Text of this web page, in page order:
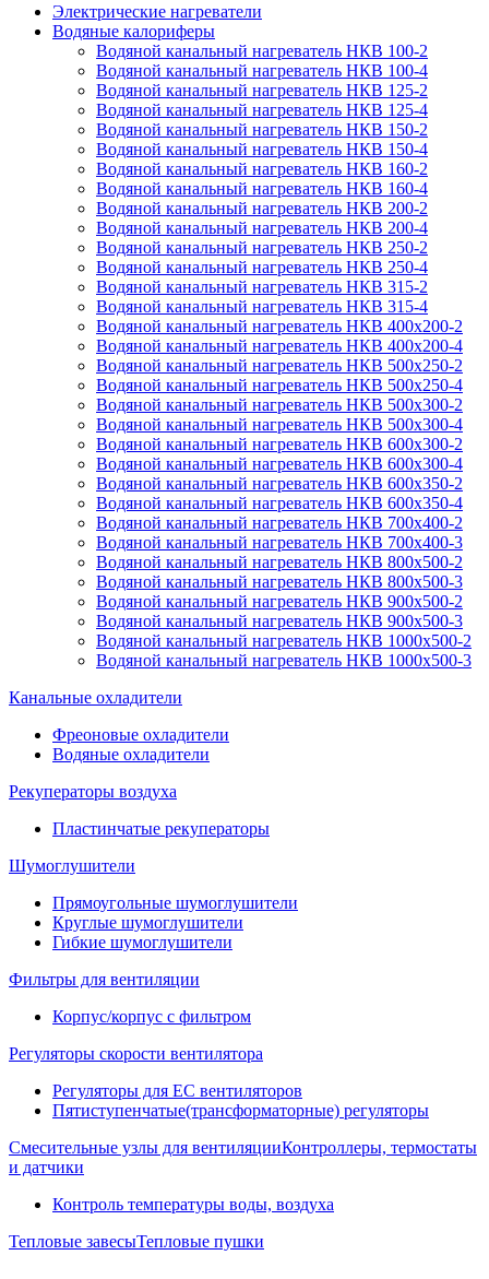
Электрические нагреватели
Водяные калориферы
Водяной канальный нагреватель НКВ 100-2
Водяной канальный нагреватель НКВ 100-4
Водяной канальный нагреватель НКВ 125-2
Водяной канальный нагреватель НКВ 125-4
Водяной канальный нагреватель НКВ 150-2
Водяной канальный нагреватель НКВ 150-4
Водяной канальный нагреватель НКВ 160-2
Водяной канальный нагреватель НКВ 160-4
Водяной канальный нагреватель НКВ 200-2
Водяной канальный нагреватель НКВ 200-4
Водяной канальный нагреватель НКВ 250-2
Водяной канальный нагреватель НКВ 250-4
Водяной канальный нагреватель НКВ 315-2
Водяной канальный нагреватель НКВ 315-4
Водяной канальный нагреватель НКВ 400x200-2
Водяной канальный нагреватель НКВ 400x200-4
Водяной канальный нагреватель НКВ 500x250-2
Водяной канальный нагреватель НКВ 500x250-4
Водяной канальный нагреватель НКВ 500x300-2
Водяной канальный нагреватель НКВ 500x300-4
Водяной канальный нагреватель НКВ 600x300-2
Водяной канальный нагреватель НКВ 600x300-4
Водяной канальный нагреватель НКВ 600x350-2
Водяной канальный нагреватель НКВ 600x350-4
Водяной канальный нагреватель НКВ 700x400-2
Водяной канальный нагреватель НКВ 700x400-3
Водяной канальный нагреватель НКВ 800x500-2
Водяной канальный нагреватель НКВ 800x500-3
Водяной канальный нагреватель НКВ 900x500-2
Водяной канальный нагреватель НКВ 900x500-3
Водяной канальный нагреватель НКВ 1000x500-2
Водяной канальный нагреватель НКВ 1000x500-3
Канальные охладители
Фреоновые охладители
Водяные охладители
Рекуператоры воздуха
Пластинчатые рекуператоры
Шумоглушители
Прямоугольные шумоглушители
Круглые шумоглушители
Гибкие шумоглушители
Фильтры для вентиляции
Корпус/корпус с фильтром
Регуляторы скорости вентилятора
Регуляторы для EC вентиляторов
Пятиступенчатые(трансформаторные) регуляторы
Смесительные узлы для вентиляцииКонтроллеры, термостаты
и датчики
Контроль температуры воды, воздуха
Тепловые завесыТепловые пушки